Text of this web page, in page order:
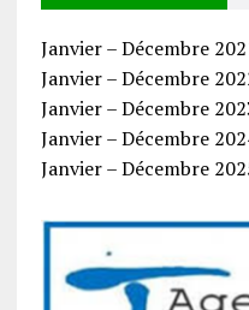
Janvier – Décembre
Janvier – Décembre
Janvier – Décembre
Janvier – Décembre
Janvier – Décembre